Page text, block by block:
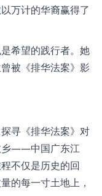
万计的华裔赢得了
希望的践行者。她
被《排华法案》影
寻《排华法案》对
乡——中国广东江
不仅是历史的回
的每一寸土地上，